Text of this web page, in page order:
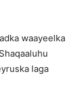
waayeelka
laga